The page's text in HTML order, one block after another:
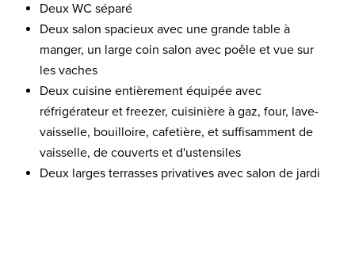
Deux WC séparé
Deux salon spacieux avec une grande table à
manger, un large coin salon avec poêle et vue sur
les vaches
Deux cuisine entièrement équipée avec
réfrigérateur et freezer, cuisinière à gaz, four, lave-
vaisselle, bouilloire, cafetière, et suffisamment de
vaisselle, de couverts et d'ustensiles
Deux larges terrasses privatives avec salon de jardi